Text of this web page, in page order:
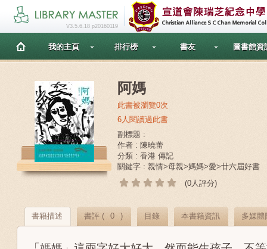
V3.5.6.18 p20160119
我的主頁 排行榜 書友 圖書館資
阿媽
此書被瀏覽0次
6人閱讀過此書
副標題 :
作者 : 陳曉蕾
分類 : 香港 傳記
關鍵字 : 親情>母親>媽媽>愛>廿六屆好書
(0人評分)
書籍描述 書評 ( 0 ) 目錄 本書籍資訊 多媒體